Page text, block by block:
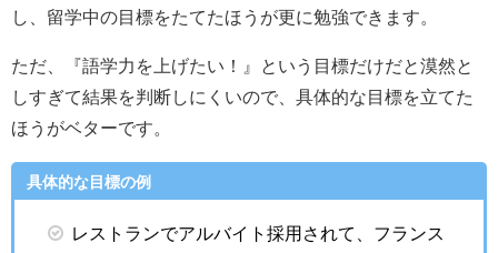
し、留学中の目標をたてたほうが更に勉強できます。
ただ、『語学力を上げたい！』という目標だけだと漠然と
しすぎて結果を判断しにくいので、具体的な目標を立てた
ほうがベターです。
具体的な目標の例
レストランでアルバイト採用されて、フランス